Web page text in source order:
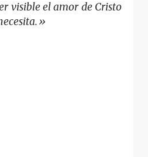
visible el amor de Cristo